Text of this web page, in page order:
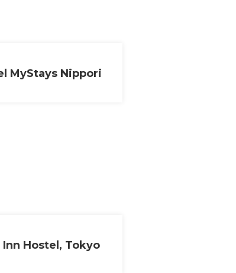
MyStays Nippori
Inn Hostel, Tokyo